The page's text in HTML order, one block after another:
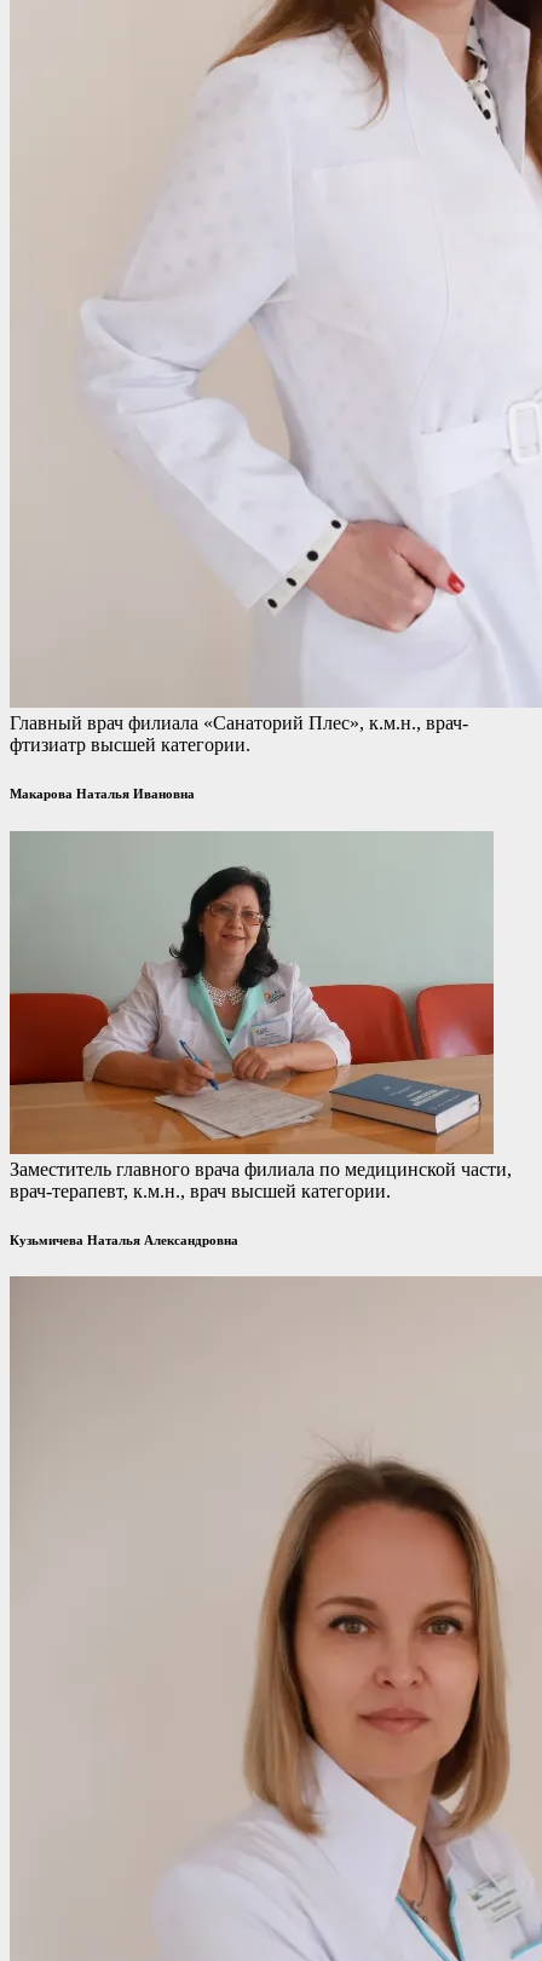
Главный врач филиала «Санаторий Плес», к.м.н., врач-
фтизиатр высшей категории.
Макарова Наталья Ивановна
Заместитель главного врача филиала по медицинской части,
врач-терапевт, к.м.н., врач высшей категории.
Кузьмичева Наталья Александровна